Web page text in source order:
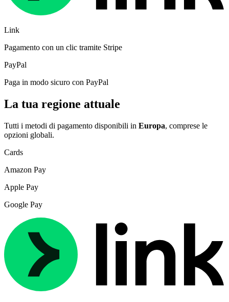
Link
Pagamento con un clic tramite Stripe
PayPal
Paga in modo sicuro con PayPal
La tua regione attuale
Tutti i metodi di pagamento disponibili in Europa, comprese le
opzioni globali.
Cards
Amazon Pay
Apple Pay
Google Pay